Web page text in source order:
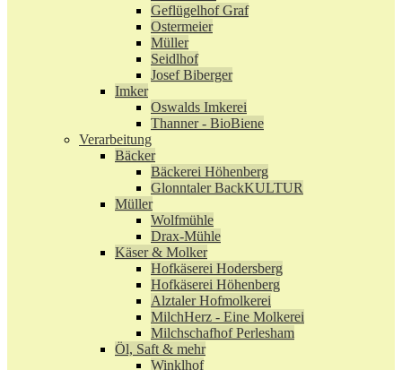
Geflügelhof Graf
Ostermeier
Müller
Seidlhof
Josef Biberger
Imker
Oswalds Imkerei
Thanner - BioBiene
Verarbeitung
Bäcker
Bäckerei Höhenberg
Glonntaler BackKULTUR
Müller
Wolfmühle
Drax-Mühle
Käser & Molker
Hofkäserei Hodersberg
Hofkäserei Höhenberg
Alztaler Hofmolkerei
MilchHerz - Eine Molkerei
Milchschafhof Perlesham
Öl, Saft & mehr
Winklhof